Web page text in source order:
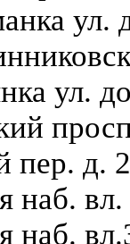
ул.
ул.
пер. д. 2
наб.
наб.